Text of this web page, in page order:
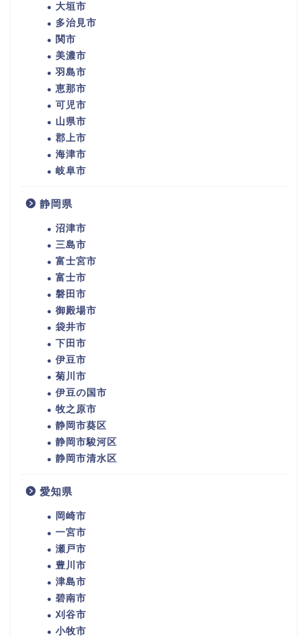
大垣市
多治見市
関市
美濃市
羽島市
恵那市
可児市
山県市
郡上市
海津市
岐阜市
静岡県
沼津市
三島市
富士宮市
富士市
磐田市
御殿場市
袋井市
下田市
伊豆市
菊川市
伊豆の国市
牧之原市
静岡市葵区
静岡市駿河区
静岡市清水区
愛知県
岡崎市
一宮市
瀬戸市
豊川市
津島市
碧南市
刈谷市
小牧市